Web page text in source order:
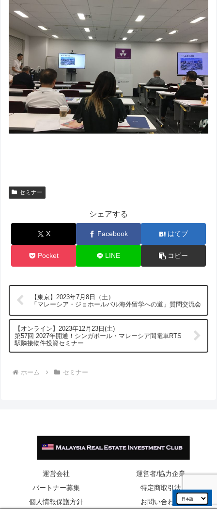
セミナー
シェアする
X Facebook はてブ
Pocket LINE コピー
【東京】2023年7月8日（土）
「マレーシア・ジョホールバル海外留学への道」質問交流会
【オンライン】2023年12月23日(土)
第57回 2027年開通！シンガポール・マレーシア間電車RTS
駅隣接物件投資セミナー
ホーム セミナー
運営会社
運営者/協力企業
パートナー募集
特定商取引法
個人情報保護方針
お問い合わせ